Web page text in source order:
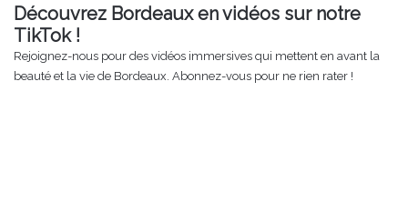
Découvrez Bordeaux en vidéos sur notre
TikTok !
Rejoignez-nous pour des vidéos immersives qui mettent en avant la
beauté et la vie de Bordeaux. Abonnez-vous pour ne rien rater !